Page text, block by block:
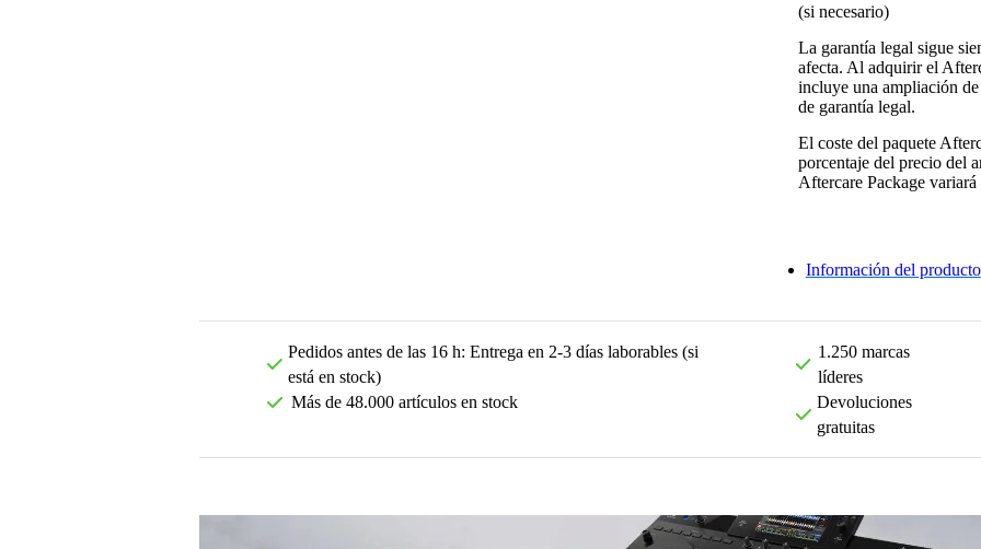
(si necesario)
La garantía legal sigue
afecta. Al adquirir el
incluye una ampliación
de garantía legal.
El coste del paquete
porcentaje del precio del
Aftercare Package
Información del producto
Pedidos antes de las 16 h: Entrega en 2-3 días laborables (si
está en stock)
Más de 48.000 artículos en stock
1.250 marcas
líderes
Devoluciones
gratuitas